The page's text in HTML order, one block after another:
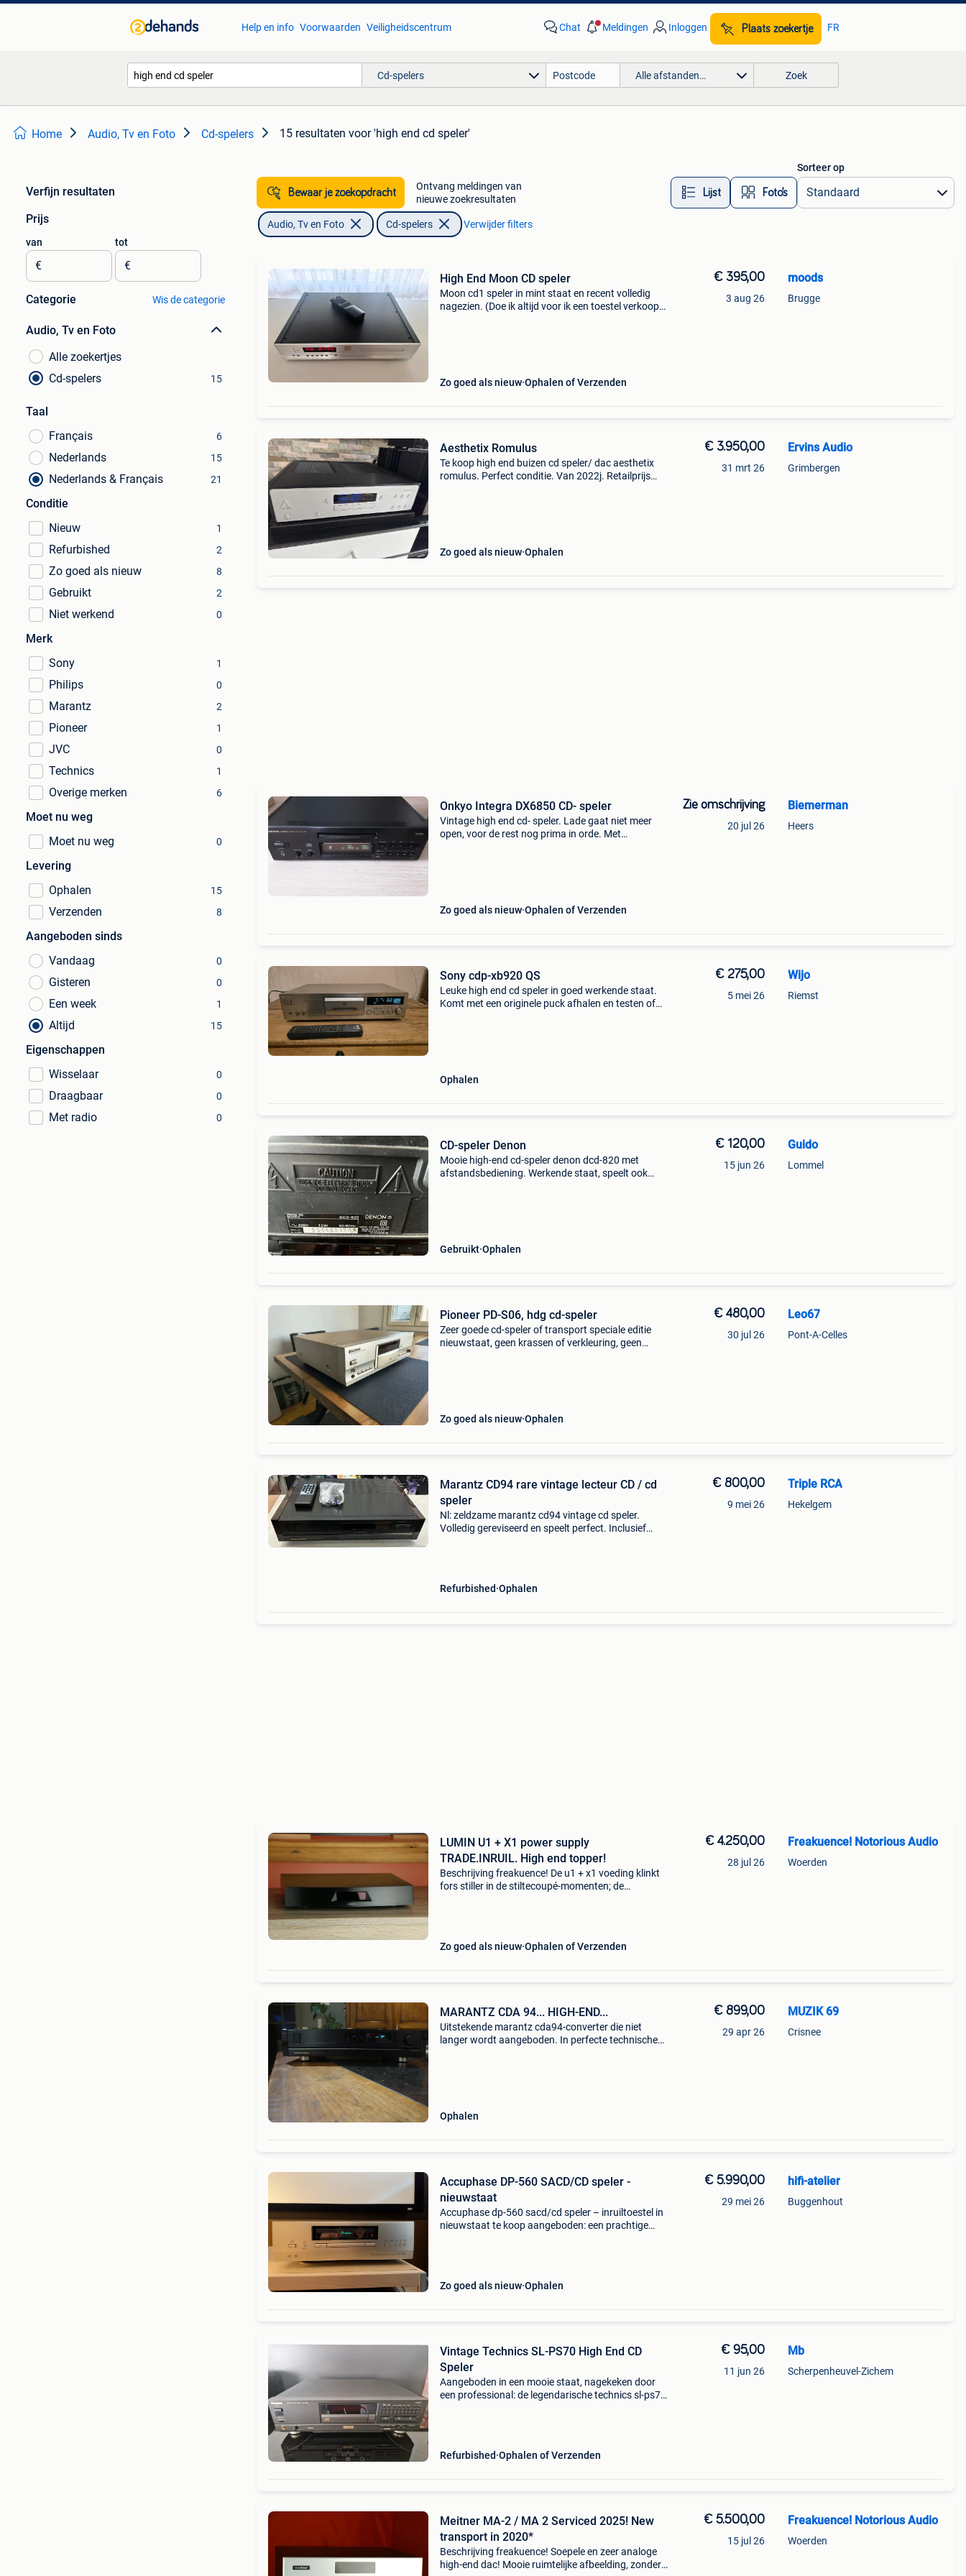
Help en info Voorwaarden Veiligheidscentrum Chat Meldingen Inloggen Plaats zoekertje FR
Cd-spelers Alle afstanden… Zoek
Home Audio, Tv en Foto Cd-spelers 15 resultaten voor 'high end cd speler'
Verfijn resultaten
Prijs
van
€
tot
€
Categorie Wis de categorie
Audio, Tv en Foto
Alle zoekertjes
Cd-spelers
15
Taal
Français
6
Nederlands 15
Nederlands & Français 21
Conditie
Nieuw
1
Refurbished 2
Zo goed als nieuw 8
Gebruikt 2
Niet werkend 0
Merk
Sony
1
Philips 0
Marantz 2
Pioneer 1
JVC 0
Technics 1
Overige merken 6
Moet nu weg
Moet nu weg
0
Levering
Ophalen
15
Verzenden 8
Aangeboden sinds
Vandaag
0
Gisteren 0
Een week 1
Altijd 15
Eigenschappen
Wisselaar
0
Draagbaar 0
Met radio 0
Bewaar je zoekopdracht
Ontvang meldingen van
nieuwe zoekresultaten
Lijst Foto’s
Sorteer op
Audio, Tv en Foto Cd-spelers Verwijder filters
High End Moon CD speler
Moon cd1 speler in mint staat en recent volledig
nagezien. (Doe ik altijd voor ik een toestel verkoop)
Zo goed als nieuw Ophalen of Verzenden
€ 395,00
3 aug 26
moods
Brugge
Aesthetix Romulus
Te koop high end buizen cd speler/ dac aesthetix
romulus. Perfect conditie. Van 2022j. Retailprijs
Zo goed als nieuw Ophalen
€ 3.950,00
31 mrt 26
Ervins Audio
Grimbergen
Onkyo Integra DX6850 CD- speler
Vintage high end cd- speler. Lade gaat niet meer
open, voor de rest nog prima in orde. Met
Zo goed als nieuw Ophalen of Verzenden
Zie omschrijving
20 jul 26
Biemerman
Heers
Sony cdp-xb920 QS
Leuke high end cd speler in goed werkende staat.
Komt met een originele puck afhalen en testen of
Ophalen
€ 275,00
5 mei 26
Wijo
Riemst
CD-speler Denon
Mooie high-end cd-speler denon dcd-820 met
afstandsbediening. Werkende staat, speelt ook
Gebruikt Ophalen
€ 120,00
15 jun 26
Guido
Lommel
Pioneer PD-S06, hdg cd-speler
Zeer goede cd-speler of transport speciale editie
nieuwstaat, geen krassen of verkleuring, geen
Zo goed als nieuw Ophalen
€ 480,00
30 jul 26
Leo67
Pont-A-Celles
Marantz CD94 rare vintage lecteur CD / cd
speler
Nl: zeldzame marantz cd94 vintage cd speler.
Volledig gereviseerd en speelt perfect. Inclusief
Refurbished Ophalen
€ 800,00
9 mei 26
Triple RCA
Hekelgem
LUMIN U1 + X1 power supply
TRADE.INRUIL. High end topper!
Beschrijving freakuence! De u1 + x1 voeding klinkt
fors stiller in de stiltecoupé-momenten; de
Zo goed als nieuw Ophalen of Verzenden
€ 4.250,00
28 jul 26
Freakuence! Notorious Audio
Woerden
MARANTZ CDA 94... HIGH-END...
Uitstekende marantz cda94-converter die niet
langer wordt aangeboden. In perfecte technische
Ophalen
€ 899,00
29 apr 26
MUZIK 69
Crisnee
Accuphase DP-560 SACD/CD speler -
nieuwstaat
Accuphase dp-560 sacd/cd speler – inruiltoestel in
nieuwstaat te koop aangeboden: een prachtige
Zo goed als nieuw Ophalen
€ 5.990,00
29 mei 26
hifi-atelier
Buggenhout
Vintage Technics SL-PS70 High End CD
Speler
Aangeboden in een mooie staat, nagekeken door
een professional: de legendarische technics sl-ps70
Refurbished Ophalen of Verzenden
€ 95,00
11 jun 26
Mb
Scherpenheuvel-Zichem
Meitner MA-2 / MA 2 Serviced 2025! New
transport in 2020*
Beschrijving freakuence! Soepele en zeer analoge
high-end dac! Mooie ruimtelijke afbeelding, zonder
€ 5.500,00
15 jul 26
Freakuence! Notorious Audio
Woerden